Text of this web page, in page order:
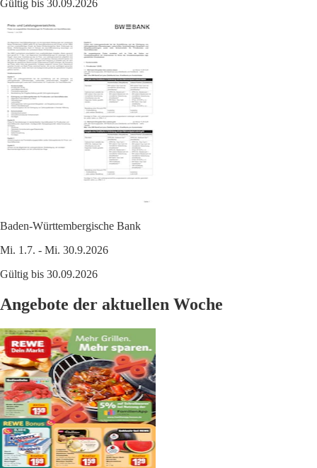
Gültig bis 30.09.2026
Baden-Württembergische Bank
Mi. 1.7. - Mi. 30.9.2026
Gültig bis 30.09.2026
Angebote der aktuellen Woche